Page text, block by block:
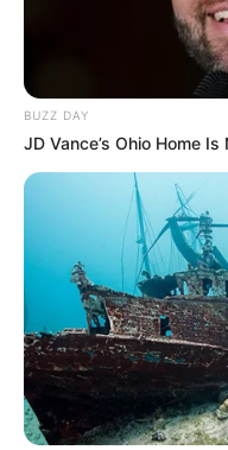
BUZZ DAY
JD Vance’s Ohio Home